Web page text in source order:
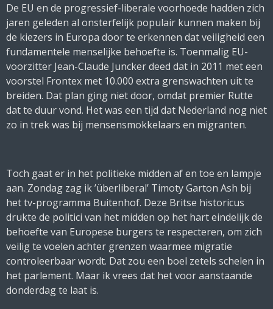
De EU en de progressief-liberale voorhoede hadden zich
jaren geleden al onsterfelijk populair kunnen maken bij
de kiezers in Europa door te erkennen dat veiligheid een
fundamentele menselijke behoefte is. Toenmalig EU-
voorzitter Jean-Claude Juncker deed dat in 2011 met een
voorstel Frontex met 10.000 extra grenswachten uit te
breiden. Dat plan ging niet door, omdat premier Rutte
dat te duur vond. Het was een tijd dat Nederland nog niet
zo in trek was bij mensensmokkelaars en migranten.
Toch gaat er in het politieke midden af en toe en lampje
aan. Zondag zag ik ’überliberal’ Timoty Garton Ash bij
het tv-programma Buitenhof. Deze Britse historicus
drukte de politici van het midden op het hart eindelijk de
behoefte van Europese burgers te respecteren, om zich
veilig te voelen achter grenzen waarmee migratie
controleerbaar wordt. Dat zou een boel zetels schelen in
het parlement. Maar ik vrees dat het voor aanstaande
donderdag te laat is.